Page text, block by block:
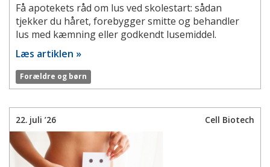
Få apotekets råd om lus ved skolestart: sådan
tjekker du håret, forebygger smitte og behandler
lus med kæmning eller godkendt lusemiddel.
Læs artiklen »
Forældre og børn
22. juli ’26 Cell Biotech